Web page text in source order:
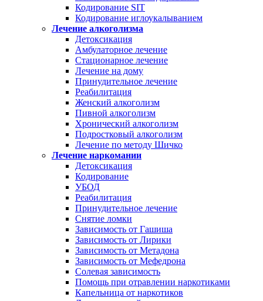
Кодирование SIT
Кодирование иглоукалыванием
Лечение алкоголизма
Детоксикация
Амбулаторное лечение
Стационарное лечение
Лечение на дому
Принудительное лечение
Реабилитация
Женский алкоголизм
Пивной алкоголизм
Хронический алкоголизм
Подростковый алкоголизм
Лечение по методу Шичко
Лечение наркомании
Детоксикация
Кодирование
УБОД
Реабилитация
Принудительное лечение
Снятие ломки
Зависимость от Гашиша
Зависимость от Лирики
Зависимость от Метадона
Зависимость от Мефедрона
Солевая зависимость
Помощь при отравлении наркотиками
Капельница от наркотиков